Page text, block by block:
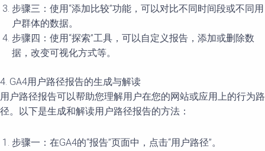
步骤三：使用“添加比较”功能，可以对比不同时间段或不同用
户群体的数据。
步骤四：使用“探索”工具，可以自定义报告，添加或删除数
据，改变可视化方式等。
4. GA4用户路径报告的生成与解读
用户路径报告可以帮助您理解用户在您的网站或应用上的行为路
径。以下是生成和解读用户路径报告的方法：
步骤一：在GA4的“报告”页面中，点击“用户路径”。